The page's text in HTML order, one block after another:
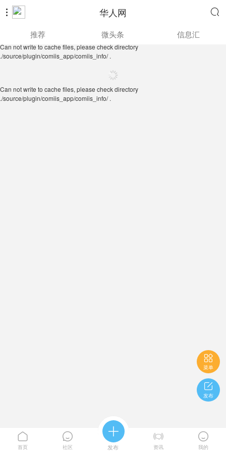
 华人网 
./source/plugin/comiis_app/comiis_info/ .
推荐 微头条 信息汇
Can not write to cache files, please check directory
./source/plugin/comiis_app/comiis_info/ .

菜单

发布

首页

社区

发布

资讯

我的
Can not write to cache files, please check directory
./source/plugin/comiis_app/comiis_info/ .